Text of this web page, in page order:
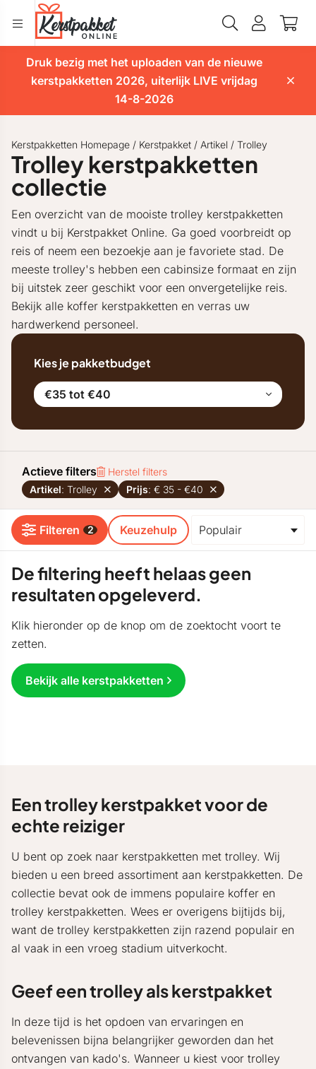
Druk bezig met het uploaden van de nieuwe
kerstpakketten 2026, uiterlijk LIVE vrijdag
14-8-2026
Kerstpakketten Homepage / Kerstpakket / Artikel / Trolley
Trolley kerstpakketten
collectie
Een overzicht van de mooiste trolley kerstpakketten
vindt u bij Kerstpakket Online. Ga goed voorbreidt op
reis of neem een bezoekje aan je favoriete stad. De
meeste trolley's hebben een cabinsize formaat en zijn
bij uitstek zeer geschikt voor een onvergetelijke reis.
Bekijk alle koffer kerstpakketten en verras uw
hardwerkend personeel.
Kies je pakketbudget
€35 tot €40
Actieve filters
Herstel filters
Artikel: Trolley Prijs: € 35 - €40
Filteren 2 Keuzehulp
De filtering heeft helaas geen
resultaten opgeleverd.
Klik hieronder op de knop om de zoektocht voort te
zetten.
Bekijk alle kerstpakketten
Een trolley kerstpakket voor de
echte reiziger
U bent op zoek naar kerstpakketten met trolley. Wij
bieden u een breed assortiment aan kerstpakketten. De
collectie bevat ook de immens populaire koffer en
trolley kerstpakketten. Wees er overigens bijtijds bij,
want de trolley kerstpakketten zijn razend populair en
al vaak in een vroeg stadium uitverkocht.
Geef een trolley als kerstpakket
In deze tijd is het opdoen van ervaringen en
belevenissen bijna belangrijker geworden dan het
ontvangen van kado's. Wanneer u kiest voor trolley